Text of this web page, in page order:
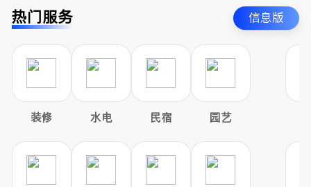
热门服务 信息版
装修 水电 民宿 园艺